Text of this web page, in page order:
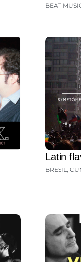
BEAT
Latin
BRESIL